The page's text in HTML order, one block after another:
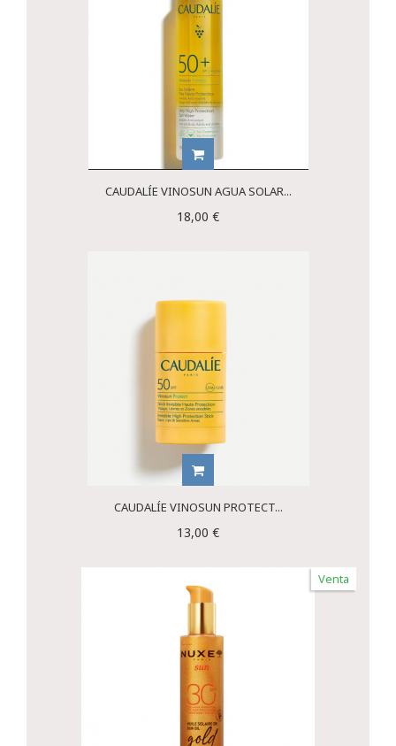
CAUDALÍE VINOSUN AGUA SOLAR...
18,00 €
CAUDALÍE VINOSUN PROTECT...
13,00 €
Venta